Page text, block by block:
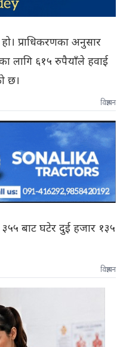
प्राधिकरणका अनुसार
लागि ६१५ रुपैयाँले हवाई
छ।
विज्ञापन
बाट घटेर दुई हजार १३५
विज्ञापन